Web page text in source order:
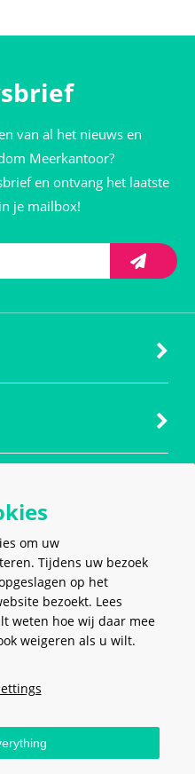
van al het nieuws en
Meerkantoor?
en ontvang het laatste
je mailbox!
om uw
Tijdens uw bezoek
op het
bezoekt. Lees
weten hoe wij daar mee
weigeren als u wilt.